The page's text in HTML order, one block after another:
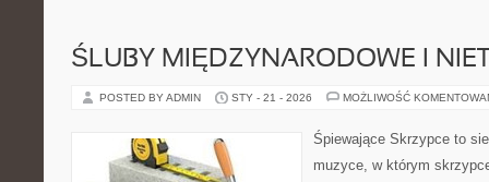
ŚLUBY MIĘDZYNARODOWE I
POSTED BY ADMIN STY - 21 - 2026 MOŻLIWOŚĆ
Śpiewające Skrzypce to
muzyce, w którym